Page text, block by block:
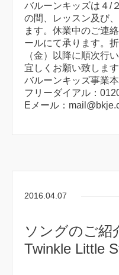
バルーンキッズは４/
の間、レッスン及び
ます。休業中のご連
ールにて承ります。
（金）以降に順次行い
宜しくお願い致します
バルーンキッズ事業
フリーダイアル：
Eメール：
2016.04.07
ソングのご紹
Twinkle Little